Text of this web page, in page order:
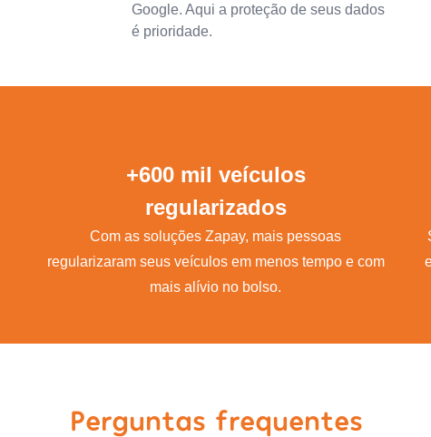
Google. Aqui a proteção de seus dados
é prioridade.
+600 mil veículos
regularizados
Com as soluções Zapay, mais pessoas
regularizaram seus veículos em menos tempo e com
mais alívio no bolso.
Perguntas frequentes